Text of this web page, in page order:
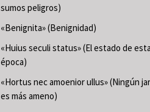
sumos peligros)
«Benignita» (Benignidad)
«Huius seculi status» (El estado de esta
época)
«Hortus nec amoenior ullus» (Ningún
es más ameno)